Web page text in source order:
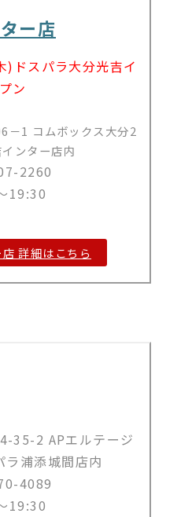
ー店
ドスパラ大分光吉イ
ン
－1 コムボックス大分2
ンター店内
2260
19:30
詳細はこちら
35-2 APエルテージ
ラ浦添城間店内
4089
19:30